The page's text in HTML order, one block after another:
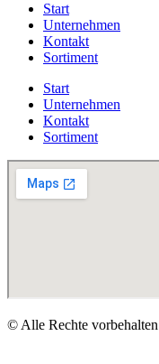
Start
Unternehmen
Kontakt
Sortiment
Start
Unternehmen
Kontakt
Sortiment
© Alle Rechte vorbehalten